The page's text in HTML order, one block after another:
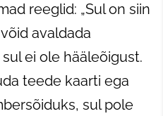
reeglid: „Sul on siin
avaldada
ei ole hääleõigust.
teede kaarti ega
sul pole